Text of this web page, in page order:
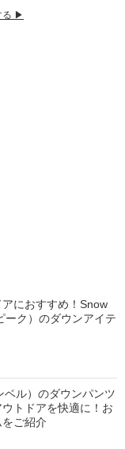
る ▶︎
におすすめ！Snow
ーク）のダウンアイテ
ベル）のダウンパンツ
トドアを快適に！お
ご紹介